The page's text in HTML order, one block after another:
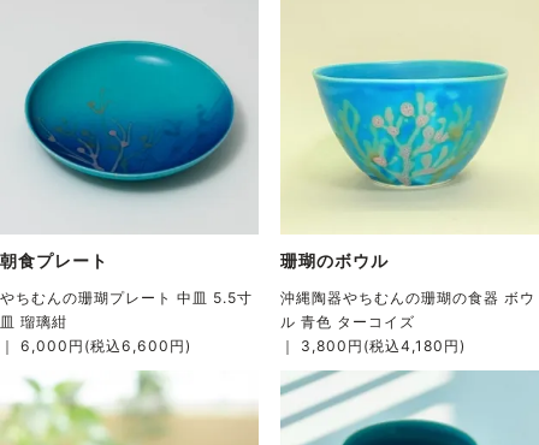
朝食プレート
やちむんの珊瑚プレート 中皿 5.5寸
皿 瑠璃紺
｜ 6,000円(税込6,600円)
珊瑚のボウル
沖縄陶器やちむんの珊瑚の食器 ボウ
ル 青色 ターコイズ
｜ 3,800円(税込4,180円)